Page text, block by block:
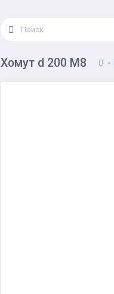
Хомут d 200 М8